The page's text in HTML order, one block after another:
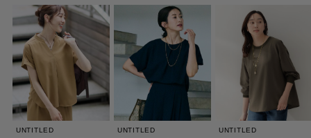
※こちらの商品は複数の国で生産しております。
ベトナム製：ホワイト（003） チャコールグレー（014） ブラウン（043／
643） ベージュ（052） ネイビー（094）
日本製：ブラック（719）ブラック（919） ライトピンク（770） サックスブ
ルー（790）
※照明の関係により、実際よりも色味が違って見える場合があります。ま
UNTITLED
UNTITLED
UNTITLED